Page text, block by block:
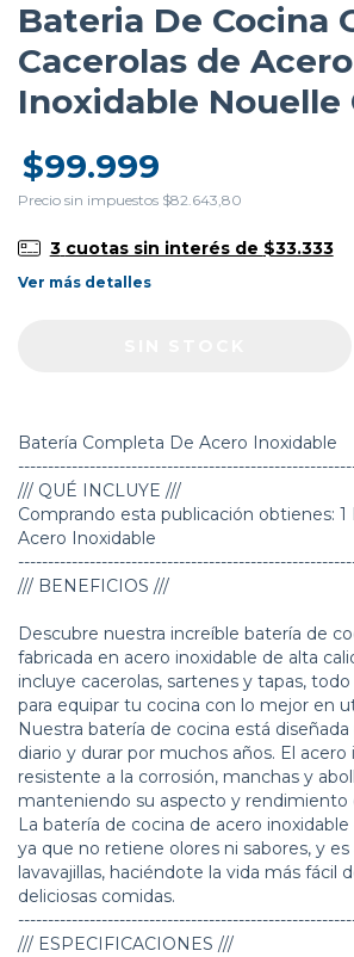
Bateria De Cocina
Cacerolas de Acero
Inoxidable Nouelle
$99.999
Precio sin impuestos $82.643,80
3 cuotas sin interés de $33.333
Ver más detalles
Batería Completa De Acero Inoxidable
/// QUÉ INCLUYE ///
Comprando esta publicación obtienes: 1
Acero Inoxidable
/// BENEFICIOS ///
Descubre nuestra increíble batería de
fabricada en acero inoxidable de alta
incluye cacerolas, sartenes y tapas,
para equipar tu cocina con lo mejor en
Nuestra batería de cocina está diseñada
diario y durar por muchos años. El acero
resistente a la corrosión, manchas y
manteniendo su aspecto y rendimiento
La batería de cocina de acero
ya que no retiene olores ni sabores, y es
lavavajillas, haciéndote la vida más fácil
deliciosas comidas.
/// ESPECIFICACIONES ///